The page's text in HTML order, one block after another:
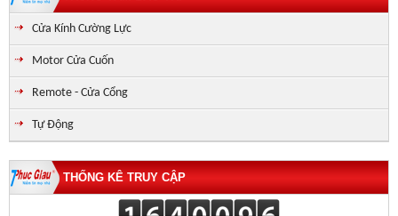
Cửa Kính Cường Lực
Motor Cửa Cuốn
Remote - Cửa Cổng
Tự Động
THỐNG KÊ TRUY CẬP